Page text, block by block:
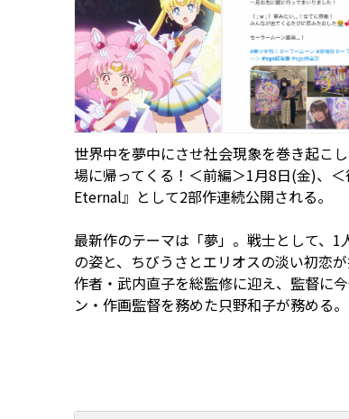
世界中を夢中にさせ社会現象を巻き起こ
場に帰ってくる！＜前編＞1月8日(金)、
Eternal』として2部作連続公開される。
最新作のテーマは「夢」。戦士として、
の姿と、ちびうさとエリオスの淡い初恋
作者・武内直子を総監修に迎え、監督に
ン・作画監督を務めた只野和子が務める。